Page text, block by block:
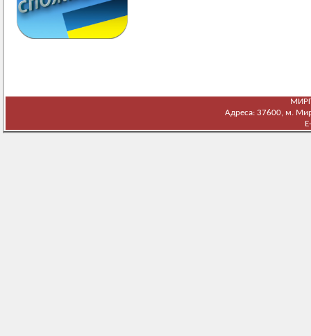
Адреса: 37600, м.